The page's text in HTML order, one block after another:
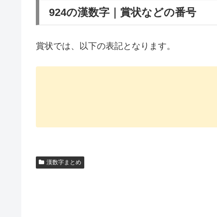
924の漢数字｜賞状などの番号
賞状では、以下の表記となります。
漢数字まとめ